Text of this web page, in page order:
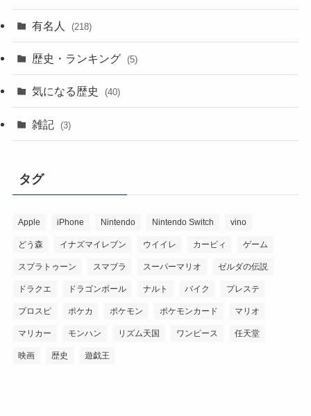
有名人 (218)
歴史・ランキング (5)
気になる歴史 (40)
雑記 (3)
タグ
Apple iPhone Nintendo Nintendo Switch vino
どう森 イナズマイレブン ウイイレ カービィ ゲーム
スプラトゥーン スマブラ スーパーマリオ ゼルダの伝説
ドラクエ ドラゴンボール ナルト バイク プレステ
プロスピ ポケカ ポケモン ポケモンカード マリオ
マリカー モンハン リズム天国 ワンピース 任天堂
映画 歴史 遊戯王